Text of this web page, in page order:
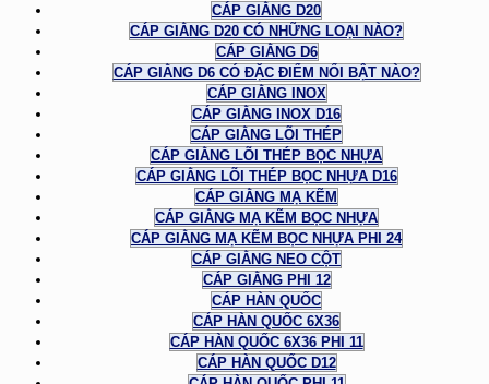
CÁP GIẰNG D20
CÁP GIẰNG D20 CÓ NHỮNG LOẠI NÀO?
CÁP GIẰNG D6
CÁP GIẰNG D6 CÓ ĐẶC ĐIỂM NỔI BẬT NÀO?
CÁP GIẰNG INOX
CÁP GIẰNG INOX D16
CÁP GIẰNG LÕI THÉP
CÁP GIẰNG LÕI THÉP BỌC NHỰA
CÁP GIẰNG LÕI THÉP BỌC NHỰA D16
CÁP GIẰNG MẠ KẼM
CÁP GIẰNG MẠ KẼM BỌC NHỰA
CÁP GIẰNG MẠ KẼM BỌC NHỰA PHI 24
CÁP GIẰNG NEO CỘT
CÁP GIẰNG PHI 12
CÁP HÀN QUỐC
CÁP HÀN QUỐC 6X36
CÁP HÀN QUỐC 6X36 PHI 11
CÁP HÀN QUỐC D12